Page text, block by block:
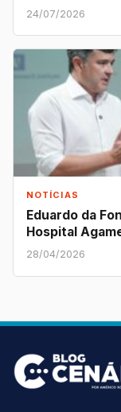
24/07/2026
NOTÍCIAS
Eduardo da
Hospital
28/04/2026